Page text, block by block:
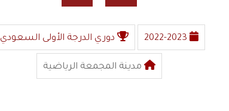
2022-2023 دوري الدرجة الأولى السعودي
مدينة المجمعة الرياضية